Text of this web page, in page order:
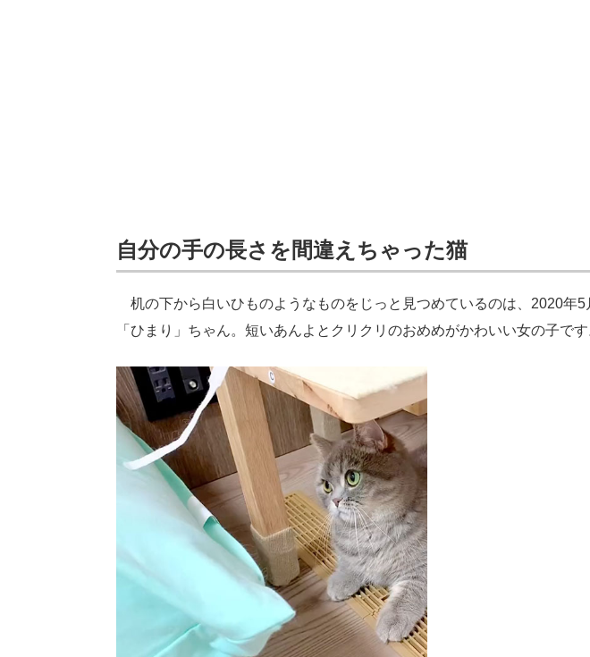
自分の手の長さを間違えちゃった猫
机の下から白いひものようなものをじっと見つめているのは、2020年5
「ひまり」ちゃん。短いあんよとクリクリのおめめがかわいい女の子です